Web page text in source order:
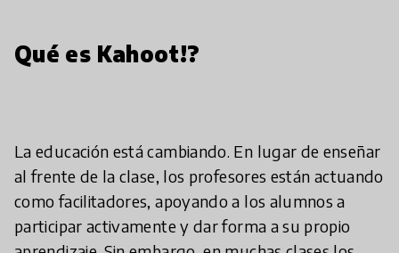
Qué es Kahoot!?
La educación está cambiando. En lugar de enseñar
al frente de la clase, los profesores están actuando
como facilitadores, apoyando a los alumnos a
participar activamente y dar forma a su propio